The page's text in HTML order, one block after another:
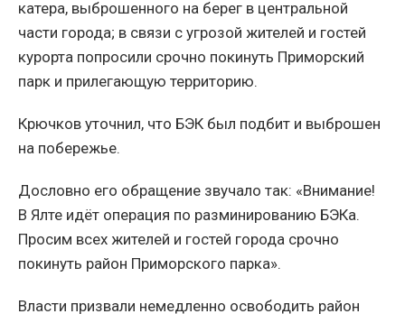
катера, выброшенного на берег в центральной
части города; в связи с угрозой жителей и гостей
курорта попросили срочно покинуть Приморский
парк и прилегающую территорию.
Крючков уточнил, что БЭК был подбит и выброшен
на побережье.
Дословно его обращение звучало так: «Внимание!
В Ялте идёт операция по разминированию БЭКа.
Просим всех жителей и гостей города срочно
покинуть район Приморского парка».
Власти призвали немедленно освободить район